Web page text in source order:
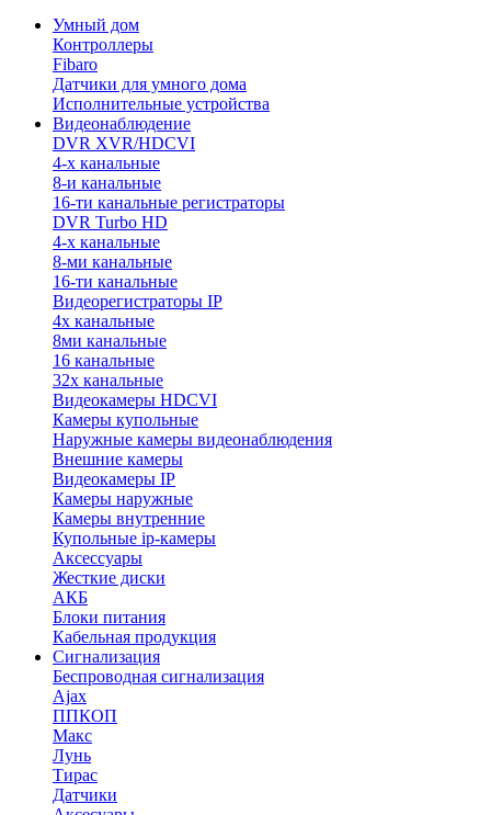
Умный дом
Контроллеры
Fibaro
Датчики для умного дома
Исполнительные устройства
Видеонаблюдение
DVR XVR/HDCVI
4-x канальные
8-и канальные
16-ти канальные регистраторы
DVR Turbo HD
4-х канальные
8-ми канальные
16-ти канальные
Видеорегистраторы IP
4х канальные
8ми канальные
16 канальные
32x канальные
Видеокамеры HDCVI
Камеры купольные
Наружные камеры видеонаблюдения
Внешние камеры
Видеокамеры IP
Камеры наружные
Камеры внутренние
Купольные ip-камеры
Аксессуары
Жесткие диски
АКБ
Блоки питания
Кабельная продукция
Сигнализация
Беспроводная сигнализация
Ajax
ППКОП
Макс
Лунь
Тирас
Датчики